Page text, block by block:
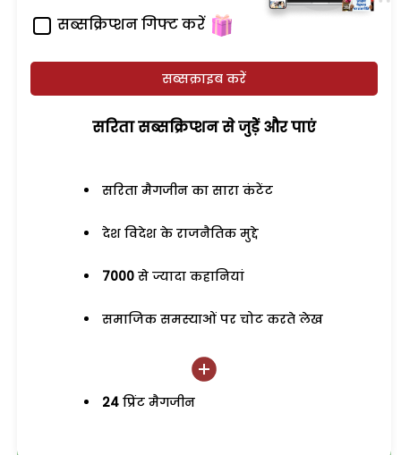
सब्सक्रिप्शन गिफ्ट करें
सब्सक्राइब करें
सरिता सब्सक्रिप्शन से जुड़ेें और पाएं
सरिता मैगजीन का सारा कंटेंट
देश विदेश के राजनैतिक मुद्दे
7000 से ज्यादा कहानियां
समाजिक समस्याओं पर चोट करते लेख
24 प्रिंट मैगजीन